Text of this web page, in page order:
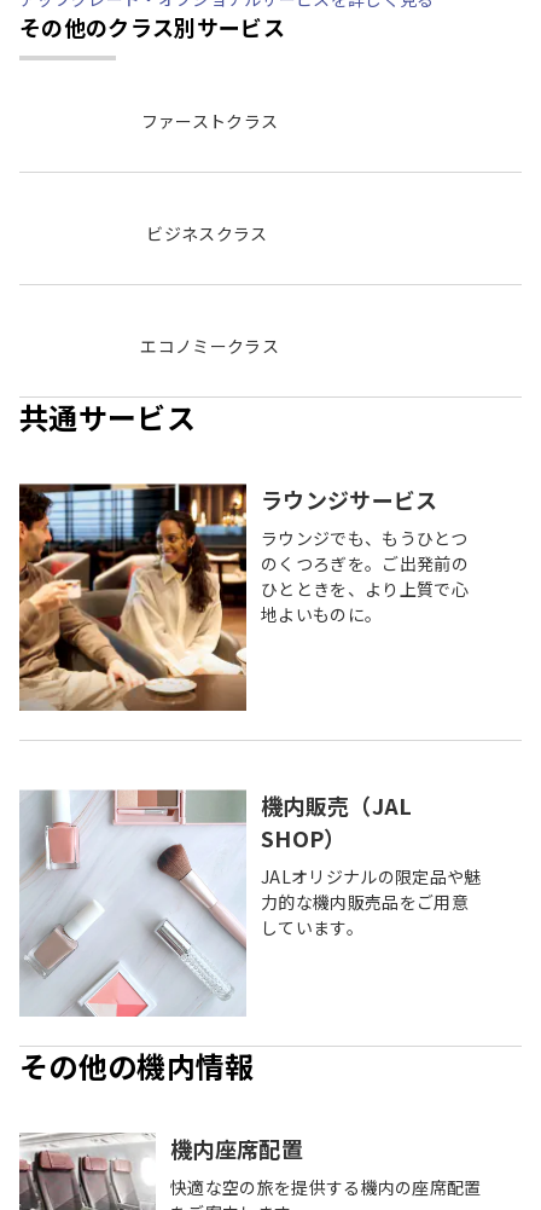
その他のクラス別サービス
ファーストクラス
ビジネスクラス
エコノミークラス
共通サービス
ラウンジサービス
ラウンジでも、もうひとつ
のくつろぎを。ご出発前の
ひとときを、より上質で心
地よいものに。
機内販売（JAL
SHOP）
JALオリジナルの限定品や魅
力的な機内販売品をご用意
しています。
その他の機内情報
機内座席配置
快適な空の旅を提供する機内の座席配置